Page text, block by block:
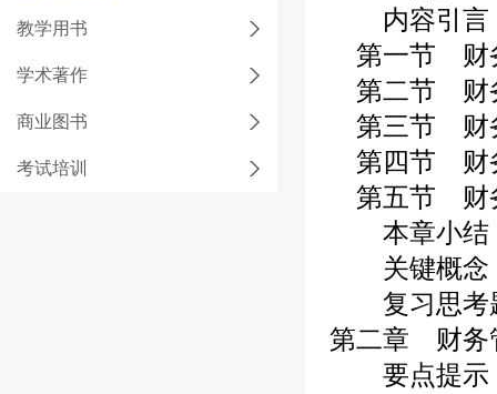
教学用书
学术著作
商业图书
考试培训
内容引言
第一节 财
第二节 财
第三节 财
第四节 财
第五节 财
本章小结
关键概念
复习思考
第二章 财务
要点提示